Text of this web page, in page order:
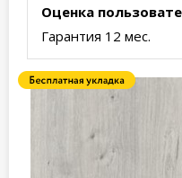
Оценка
Гарантия 12 мес.